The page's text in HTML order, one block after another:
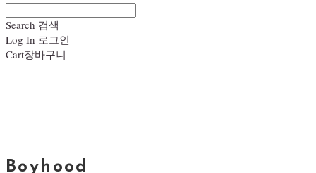
Search 검색
Log In 로그인
Cart장바구니
Boyhood